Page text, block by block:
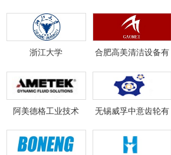
限公司
浙江大学 合肥高美清洁设备有
限责任公司
阿美德格工业技术
（上海）有限公司
无锡威孚中意齿轮有
限责任公司